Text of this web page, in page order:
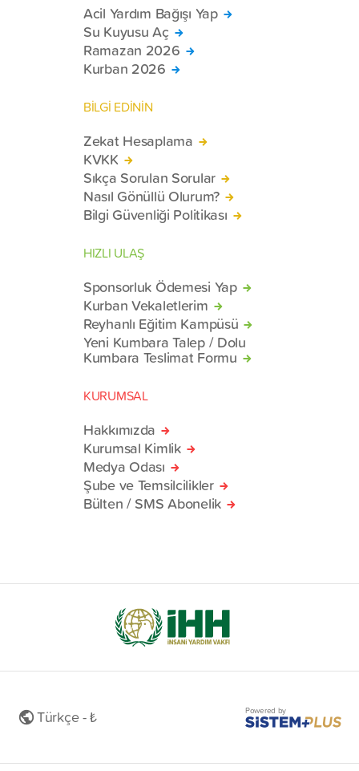
Acil Yardım Bağışı Yap
Su Kuyusu Aç
Ramazan 2026
Kurban 2026
BİLGİ EDİNİN
Zekat Hesaplama
KVKK
Sıkça Sorulan Sorular
Nasıl Gönüllü Olurum?
Bilgi Güvenliği Politikası
HIZLI ULAŞ
Sponsorluk Ödemesi Yap
Kurban Vekaletlerim
Reyhanlı Eğitim Kampüsü
Yeni Kumbara Talep / Dolu
Kumbara Teslimat Formu
KURUMSAL
Hakkımızda
Kurumsal Kimlik
Medya Odası
Şube ve Temsilcilikler
Bülten / SMS Abonelik
Türkçe - ₺ Powered by